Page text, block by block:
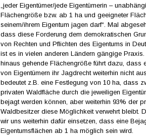
„jeder Eigentümer/jede Eigentümerin –
Flächengröße bzw. ab 1 ha und geeigneter
seinem/ihrem Eigentum jagen darf“. Mal
dass diese Forderung dem demokratischen
von Rechten und Pflichten des Eigentums in
ist es in vielen anderen Ländern gängige
hinaus gehende Flächengröße führt dazu, dass
von Eigentümern ihr Jagdrecht weiterhin nicht
bedeutet z.B. eine Festlegung von 10 ha, dass
privaten Waldfläche durch die jeweiligen
bejagt werden können, aber weiterhin 93% der
Waldbesitzer diese Möglichkeit verwehrt bleibt.
wir uns weiterhin dafür einsetzen, dass eine
Eigentumsflächen ab 1 ha möglich sein wird.